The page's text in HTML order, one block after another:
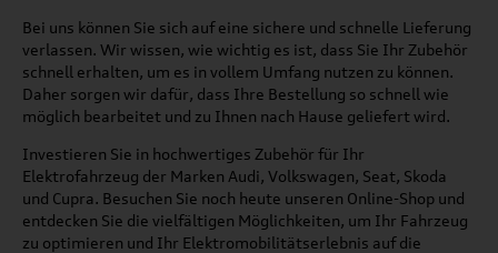
Bei uns können Sie sich auf eine sichere und schnelle Lieferung
verlassen. Wir wissen, wie wichtig es ist, dass Sie Ihr Zubehör
schnell erhalten, um es in vollem Umfang nutzen zu können.
Daher sorgen wir dafür, dass Ihre Bestellung so schnell wie
möglich bearbeitet und zu Ihnen nach Hause geliefert wird.
Investieren Sie in hochwertiges Zubehör für Ihr
Elektrofahrzeug der Marken Audi, Volkswagen, Seat, Skoda
und Cupra. Besuchen Sie noch heute unseren Online-Shop und
entdecken Sie die vielfältigen Möglichkeiten, um Ihr Fahrzeug
zu optimieren und Ihr Elektromobilitätserlebnis auf die